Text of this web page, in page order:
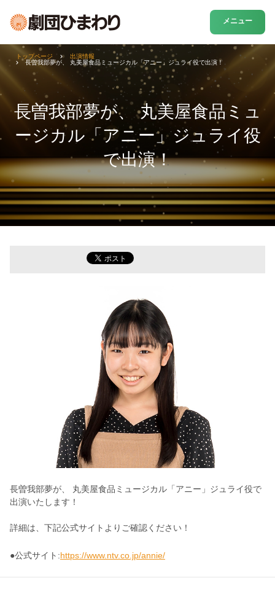
メニュー
長曽我部夢が、 丸美屋食品ミュ
ージカル「アニー」ジュライ役
で出演！
トップページ
出演情報
長曽我部夢が、 丸美屋食品ミュージカル「アニー」ジュライ役で出演！
長曽我部夢が、 丸美屋食品ミュージカル「アニー」ジュライ役で
出演いたします！
詳細は、下記公式サイトよりご確認ください！
●公式サイト:https://www.ntv.co.jp/annie/